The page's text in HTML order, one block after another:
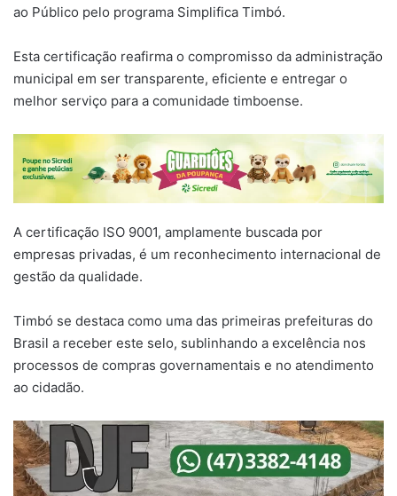
ao Público pelo programa Simplifica Timbó.
Esta certificação reafirma o compromisso da administração
municipal em ser transparente, eficiente e entregar o
melhor serviço para a comunidade timboense.
A certificação ISO 9001, amplamente buscada por
empresas privadas, é um reconhecimento internacional de
gestão da qualidade.
Timbó se destaca como uma das primeiras prefeituras do
Brasil a receber este selo, sublinhando a excelência nos
processos de compras governamentais e no atendimento
ao cidadão.